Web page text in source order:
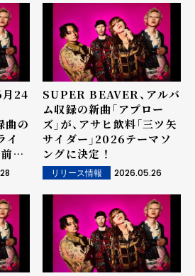
24
曲の
イ
か
SUPER BEAVER、アルバ
ム収録の新曲「アプロー
ズ」が、アサヒ飲料「三ツ矢
サイダー」2026テーマソ
ングに決定 ！
リリース情報 2026.05.26